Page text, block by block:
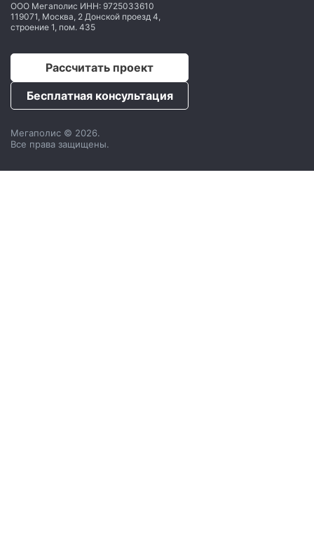
ООО Мегаполис ИНН: 9725033610
119071, Москва, 2 Донской проезд 4,
строение 1, пом. 435
Рассчитать проект
Бесплатная консультация
Мегаполис © 2026.
Все права защищены.